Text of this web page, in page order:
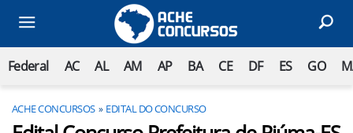
Federal AC AL AM AP BA CE DF ES GO
ACHE CONCURSOS EDITAL DO CONCURSO